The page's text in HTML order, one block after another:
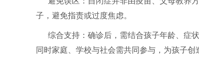
子，避免指责或过度焦虑。
综合支持：确诊后，需结合孩子年龄、症
同时家庭、学校与社会需共同参与，为孩子创